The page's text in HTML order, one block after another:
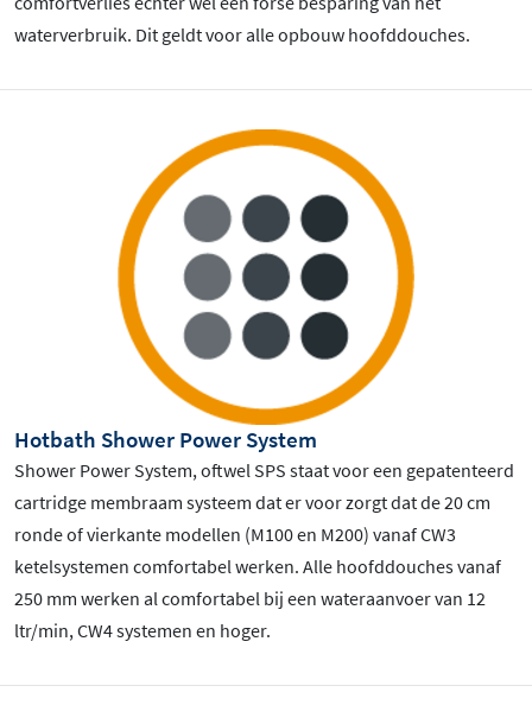
waterverbruik. Dit geldt voor alle opbouw hoofddouches.
Hotbath Shower Power System
Shower Power System, oftwel SPS staat voor een gepatenteerd
cartridge membraam systeem dat er voor zorgt dat de 20 cm
ronde of vierkante modellen (M100 en M200) vanaf CW3
ketelsystemen comfortabel werken. Alle hoofddouches vanaf
250 mm werken al comfortabel bij een wateraanvoer van 12
ltr/min, CW4 systemen en hoger.